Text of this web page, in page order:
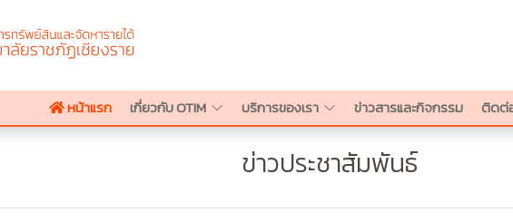
หน้าแรก เกี่ยวกับ OTIM บริการของเรา ข่าวสารและกิจกรรม ติดต่
ข่าวประชาสัมพันธ์